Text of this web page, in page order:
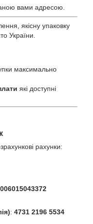
вами адресою.
якісну упаковку
України.
максимально
які доступні
рахунки:
: 4731 2196 5534